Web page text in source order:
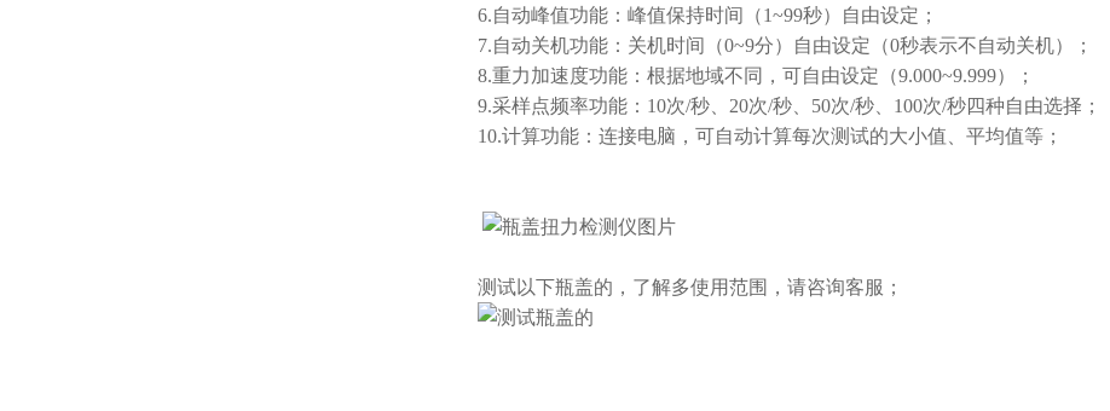
6.自动峰值功能：峰值保持时间（1~99秒）自由设定；
7.自动关机功能：关机时间（0~9分）自由设定（0秒表示不自动关机）；
8.重力加速度功能：根据地域不同，可自由设定（9.000~9.999）；
9.采样点频率功能：10次/秒、20次/秒、50次/秒、100次/秒四种自由选择；
10.计算功能：连接电脑，可自动计算每次测试的大小值、平均值等；
测试以下瓶盖的， 了解多使用范围，请咨询客服；